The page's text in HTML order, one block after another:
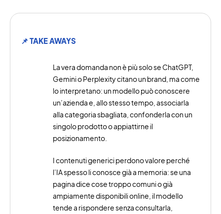
📌 TAKE AWAYS
La vera domanda non è più solo se ChatGPT,
Gemini o Perplexity citano un brand, ma come
lo interpretano: un modello può conoscere
un’azienda e, allo stesso tempo, associarla
alla categoria sbagliata, confonderla con un
singolo prodotto o appiattirne il
posizionamento.
I contenuti generici perdono valore perché
l’IA spesso li conosce già a memoria: se una
pagina dice cose troppo comuni o già
ampiamente disponibili online, il modello
tende a rispondere senza consultarla,